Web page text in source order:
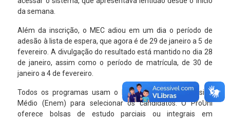
da semana.
Além da inscrição, o MEC adiou em um dia o período de
adesão à lista de espera, que agora é de 29 de janeiro a 5 de
fevereiro. A divulgação do resultado está mantido no dia 28
de janeiro, assim como o período de matrícula, de 30 de
janeiro a 4 de fevereiro.
Todos os programas usam o Exame Nacional do Ensino
Médio (Enem) para selecionar os candidatos. O ProUni
oferece bolsas de estudo parciais ou integrais em